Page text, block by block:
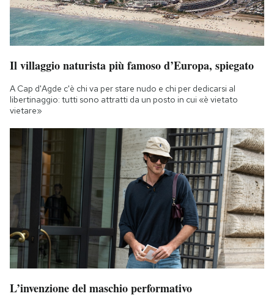
Il villaggio naturista più famoso d’Europa, spiegato
A Cap d'Agde c'è chi va per stare nudo e chi per dedicarsi al
libertinaggio: tutti sono attratti da un posto in cui «è vietato
vietare»
L’invenzione del maschio performativo